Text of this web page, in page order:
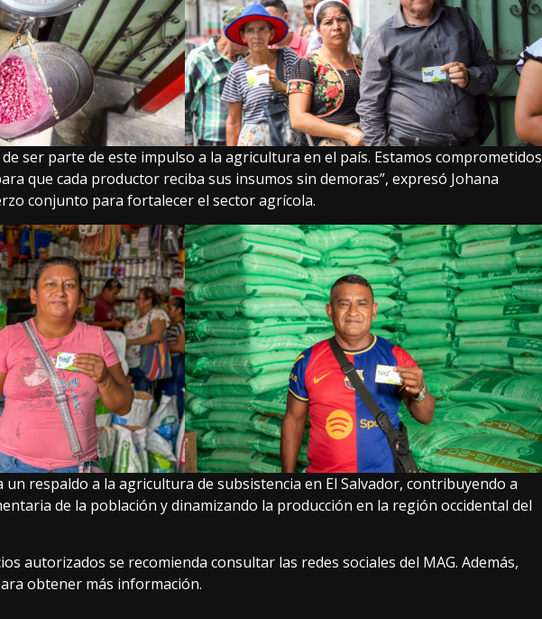
ser parte de este impulso a la agricultura en el país. Estamos comprometidos
que cada productor reciba sus insumos sin demoras”, expresó Johana
conjunto para fortalecer el sector agrícola.
respaldo a la agricultura de subsistencia en El Salvador, contribuyendo a
de la población y dinamizando la producción en la región occidental del
autorizados se recomienda consultar las redes sociales del MAG. Además,
obtener más información.